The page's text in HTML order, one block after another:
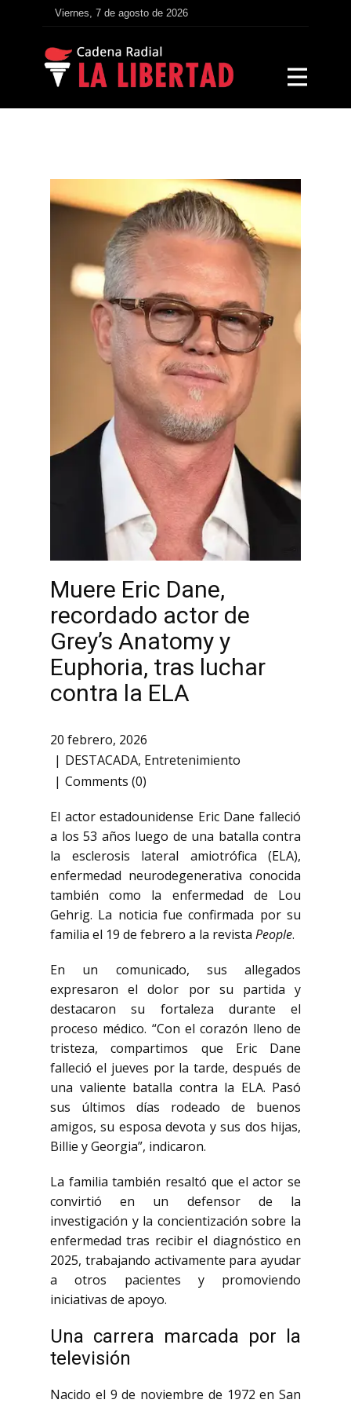
Viernes, 7 de agosto de 2026
Muere Eric Dane,
recordado actor de
Grey’s Anatomy y
Euphoria, tras luchar
contra la ELA
20 febrero, 2026
DESTACADA, Entretenimiento
Comments (0)
El actor estadounidense Eric Dane falleció
a los 53 años luego de una batalla contra
la esclerosis lateral amiotrófica (ELA),
enfermedad neurodegenerativa conocida
también como la enfermedad de Lou
Gehrig. La noticia fue confirmada por su
familia el 19 de febrero a la revista People.
En un comunicado, sus allegados
expresaron el dolor por su partida y
destacaron su fortaleza durante el
proceso médico. “Con el corazón lleno de
tristeza, compartimos que Eric Dane
falleció el jueves por la tarde, después de
una valiente batalla contra la ELA. Pasó
sus últimos días rodeado de buenos
amigos, su esposa devota y sus dos hijas,
Billie y Georgia”, indicaron.
La familia también resaltó que el actor se
convirtió en un defensor de la
investigación y la concientización sobre la
enfermedad tras recibir el diagnóstico en
2025, trabajando activamente para ayudar
a otros pacientes y promoviendo
iniciativas de apoyo.
Una carrera marcada por la
televisión
Nacido el 9 de noviembre de 1972 en San